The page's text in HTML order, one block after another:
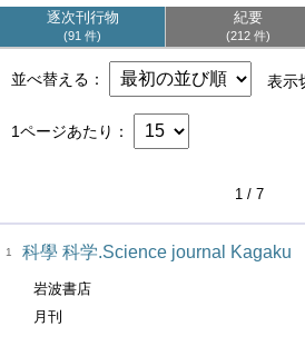
逐次刊行物
91 件
紀要
212 件
並べ替える 表示
1ページあたり
1 / 7
1 科學 科学.Science journal Kagaku
岩波書店
月刊